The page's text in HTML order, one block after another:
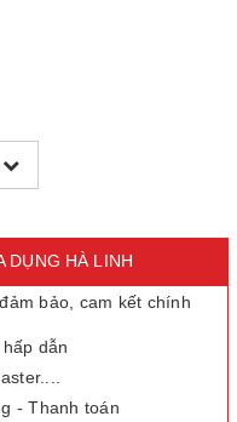
nổi; Tích hợp bánh xe di
DỤNG HÀ LINH
bảo, cam kết chính
dẫn
- Thanh toán